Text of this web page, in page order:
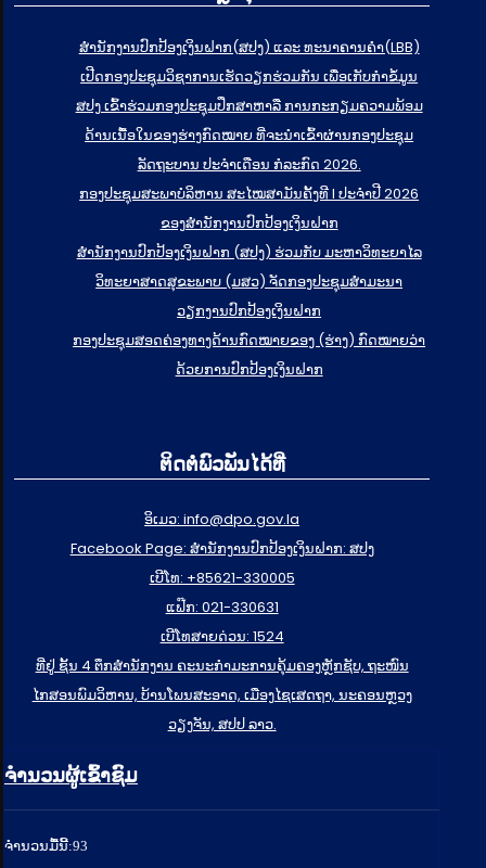
ສຳນັກງານປົກປ້ອງເງິນຝາກ(ສປງ) ແລະ ທະນາຄານຄຳ(LBB)
ເປີດກອງປະຊຸມວິຊາການເຮັດວຽກຮ່ວມກັນ ເພື່ອເກັບກຳຂໍ້ມູນ
ສປງ ເຂົ້າຮ່ວມກອງປະຊຸມປຶກສາຫາລື ການກະກຽມຄວາມພ້ອມ
ດ້ານເນື້ອໃນຂອງຮ່າງກົດໝາຍ ທີ່ຈະນໍາເຂົ້າຜ່ານກອງປະຊຸມ
ລັດຖະບານ ປະຈໍາເດືອນ ກໍລະກົດ 2026.
ກອງປະຊຸມສະພາບໍລິຫານ ສະໄໝສາມັນຄັ້ງທີ I ປະຈຳປີ 2026
ຂອງສຳນັກງານປົກປ້ອງເງິນຝາກ
ສຳນັກງານປົກປ້ອງເງິນຝາກ (ສປງ) ຮ່ວມກັບ ມະຫາວິທະຍາໄລ
ວິທະຍາສາດສຸຂະພາບ (ມສວ) ຈັດກອງປະຊຸມສຳມະນາ
ວຽກງານປົກປ້ອງເງິນຝາກ
ກອງປະຊຸມສອດຄ່ອງທາງດ້ານກົດໝາຍຂອງ (ຮ່າງ) ກົດໝາຍວ່າ
ດ້ວຍການປົກປ້ອງເງິນຝາກ
ຕິດຕໍ່ພົວພັນໄດ້ທີ່
ອິເມວ: info@dpo.gov.la
Facebook Page: ສໍານັກງານປົກປ້ອງເງິນຝາກ: ສປງ
ເບີໂທ: +85621-330005
ແຟ໊ກ: 021-330631
ເບີໂທສາຍດ່ວນ: 1524
ທີ່ຢູ່ ຊັ້ນ 4 ຕຶກສຳນັກງານ ຄະນະກຳມະການຄຸ້ມຄອງຫຼັກຊັບ, ຖະໜົນ
ໄກສອນພົມວິຫານ, ບ້ານໂພນສະອາດ, ເມືອງໄຊເສດຖາ, ນະຄອນຫຼວງ
ວຽງຈັນ, ສປປ ລາວ.
ຈຳນວນຜູ້ເຂົ້າຊົມ
ຈໍານວນມື້ນີ້:93